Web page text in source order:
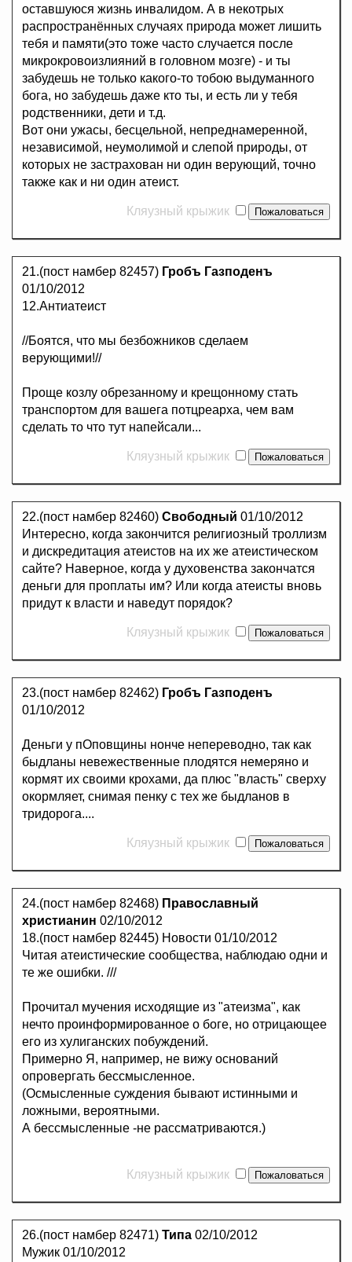
оставшуюся жизнь инвалидом. А в некотрых
распространённых случаях природа может лишить
тебя и памяти(это тоже часто случается после
микрокровоизлияний в головном мозге) - и ты
забудешь не только какого-то тобою выдуманного
бога, но забудешь даже кто ты, и есть ли у тебя
родственники, дети и т.д.
Вот они ужасы, бесцельной, непреднамеренной,
независимой, неумолимой и слепой природы, от
которых не застрахован ни один верующий, точно
также как и ни один атеист.
Кляузный крыжик
21.(пост намбер 82457) Гробъ Газподенъ
01/10/2012
12.Антиатеист
//Боятся, что мы безбожников сделаем
верующими!//
Проще козлу обрезанному и крещонному стать
транспортом для вашега потцреарха, чем вам
сделать то что тут напейсали...
Кляузный крыжик
22.(пост намбер 82460) Свободный 01/10/2012
Интересно, когда закончится религиозный троллизм
и дискредитация атеистов на их же атеистическом
сайте? Наверное, когда у духовенства закончатся
деньги для проплаты им? Или когда атеисты вновь
придут к власти и наведут порядок?
Кляузный крыжик
23.(пост намбер 82462) Гробъ Газподенъ
01/10/2012
Деньги у пОповщины нонче непереводно, так как
быдланы невежественные плодятся немеряно и
кормят их своими крохами, да плюс "власть" сверху
окормляет, снимая пенку с тех же быдланов в
тридорога....
Кляузный крыжик
24.(пост намбер 82468) Православный
христианин 02/10/2012
18.(пост намбер 82445) Новости 01/10/2012
Читая атеистические сообщества, наблюдаю одни и
те же ошибки. ///
Прочитал мучения исходящие из "атеизма", как
нечто проинформированное о боге, но отрицающее
его из хулиганских побуждений.
Примерно Я, например, не вижу оснований
опровергать бессмысленное.
(Осмысленные суждения бывают истинными и
ложными, вероятными.
А бессмысленные -не рассматриваются.)
Кляузный крыжик
26.(пост намбер 82471) Типа 02/10/2012
Мужик 01/10/2012